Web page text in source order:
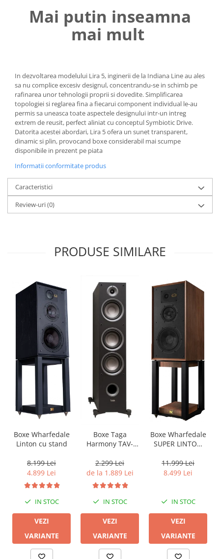
Mai putin inseamna
mai mult
In dezvoltarea modelului Lira 5, inginerii de la Indiana Line au ales
sa nu complice excesiv designul, concentrandu-se in schimb pe
rafinarea unor tehnologii proprii si dovedite. Simplificarea
topologiei si reglarea fina a fiecarui component individual le-au
permis sa uneasca toate aspectele designului intr-un intreg
extrem de reusit, perfect aliniat cu conceptul Symbiotic Drive.
Datorita acestei abordari, Lira 5 ofera un sunet transparent,
dinamic si plin, provocand boxe considerabil mai scumpe
disponibile in prezent pe piata
Informatii conformitate produs
Caracteristici
Review-uri(0)
PRODUSE SIMILARE
Boxe Wharfedale
Linton cu stand
8.199 Lei
4.899 Lei
IN STOC
VEZI
VARIANTE
Boxe Taga
Harmony TAV-
2.299 Lei
de la 1.889 Lei
IN STOC
VEZI
VARIANTE
Boxe Wharfedale
SUPER LINTON
11.999 Lei
8.499 Lei
IN STOC
VEZI
VARIANTE